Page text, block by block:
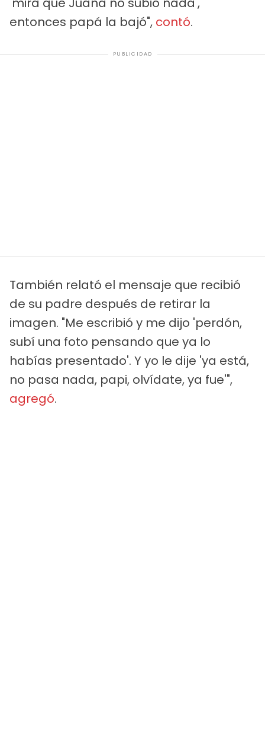
entonces papá la bajó", contó.
PUBLICIDAD
También relató el mensaje que recibió
de su padre después de retirar la
imagen. "Me escribió y me dijo 'perdón,
subí una foto pensando que ya lo
habías presentado'. Y yo le dije 'ya está,
no pasa nada, papi, olvídate, ya fue'",
agregó.